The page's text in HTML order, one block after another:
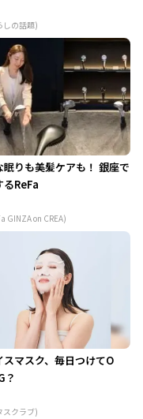
しの話題)
眠りも美髪ケアも！ 銀座で
るReFa
GINZA on CREA)
スマスク、毎日つけてO
？
スクラブ)